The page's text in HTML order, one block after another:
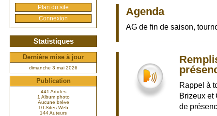
Agenda
AG de fin de saison,
Rappel à
Brizeux et
de
Plan du site
Connexion
Statistiques
Dernière mise à jour
dimanche 3 mai 2026
Publication
441 Articles
1 Album photo
Aucune brève
10 Sites Web
144 Auteurs